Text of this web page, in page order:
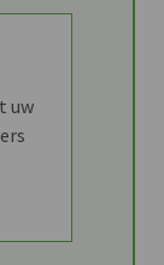
uw